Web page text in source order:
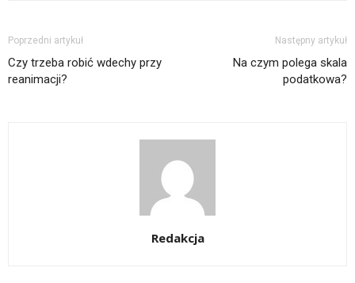
Poprzedni artykuł
Czy trzeba robić wdechy przy
reanimacji?
Następny artykuł
Na czym polega skala
podatkowa?
Redakcja